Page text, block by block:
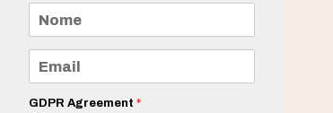
m
e
a
iGDPR Agreement *